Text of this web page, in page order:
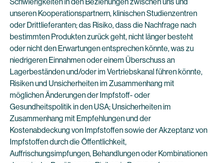
unseren Kooperationspartnern, klinischen Studienzentren
oder Drittlieferanten; das Risiko, dass die Nachfrage nach
bestimmten Produkten zurück geht, nicht länger besteht
oder nicht den Erwartungen entsprechen könnte, was zu
niedrigeren Einnahmen oder einem Überschuss an
Lagerbeständen und/oder im Vertriebskanal führen könnte,
Risiken und Unsicherheiten im Zusammenhang mit
möglichen Änderungen der Impfstoff- oder
Gesundheitspolitik in den USA; Unsicherheiten im
Zusammenhang mit Empfehlungen und der
Kostenabdeckung von Impfstoffen sowie der Akzeptanz von
Impfstoffen durch die Öffentlichkeit,
Auffrischungsimpfungen, Behandlungen oder Kombinationen